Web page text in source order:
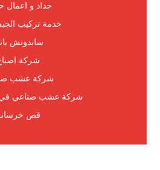
حداد و اعمال
خدمة تركيب
ساندوتش
شركة
شركة عشب
شركة عشب صناعي في
قص